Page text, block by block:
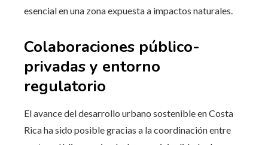
esencial en una zona expuesta a impactos naturales.
Colaboraciones público-
privadas y entorno
regulatorio
El avance del desarrollo urbano sostenible en Costa
Rica ha sido posible gracias a la coordinación entre